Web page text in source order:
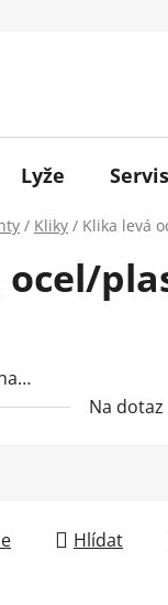
Lyže Servis
/ Kliky / Klika levá
Na dotaz
Hlídat